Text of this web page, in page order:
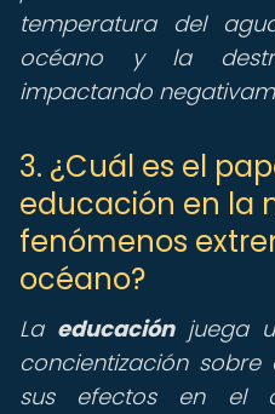
temperatura del
océano y la
impactando
3. ¿Cuál es el
educación en la
fenómenos
océano?
La educaciónjuega
concientización sobre
sus efectos en el